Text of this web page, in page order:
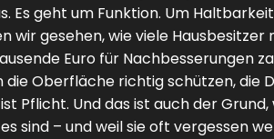
Es geht um Funktion. Um
wir gesehen, wie viele Hausbesitzer
Euro für Nachbesserungen
die Oberfläche richtig schützen, die
Pflicht. Und das ist auch der
sind – und weil sie oft vergessen